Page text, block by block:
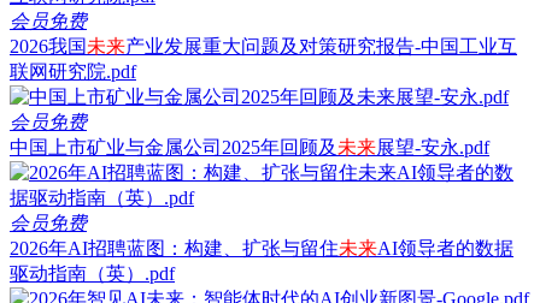
会员免费
2026我国未来产业发展重大问题及对策研究报告-中国工业互
联网研究院.pdf
会员免费
中国上市矿业与金属公司2025年回顾及 未来展望-安永.pdf
会员免费
2026年AI招聘蓝图：构建、扩张与留住未来AI领导者的数据
驱动指南（英）.pdf